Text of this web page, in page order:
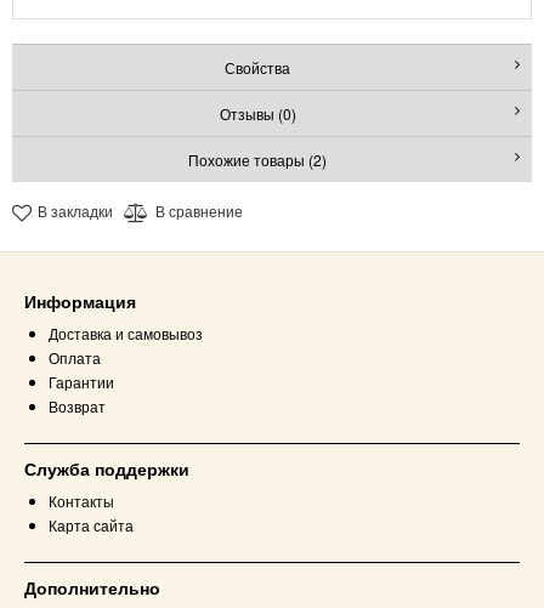
Свойства
Отзывы (0)
Похожие товары (2)
В закладки В сравнение
Информация
Доставка и самовывоз
Оплата
Гарантии
Возврат
Служба поддержки
Контакты
Карта сайта
Дополнительно